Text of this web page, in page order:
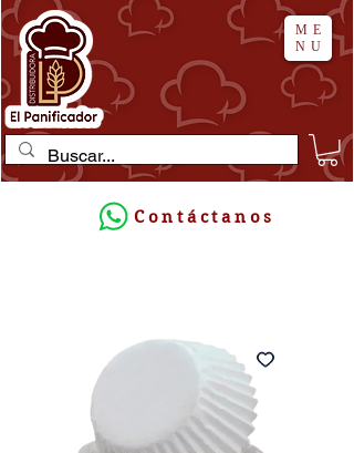
ME
NU
Contáctanos